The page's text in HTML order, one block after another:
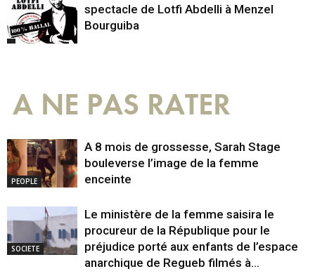
spectacle de Lotfi Abdelli à Menzel
Bourguiba
A NE PAS RATER
PEOPLE
A 8 mois de grossesse, Sarah Stage
bouleverse l’image de la femme
enceinte
SOCIETE
Le ministère de la femme saisira le
procureur de la République pour le
préjudice porté aux enfants de l’espace
anarchique de Regueb filmés à...